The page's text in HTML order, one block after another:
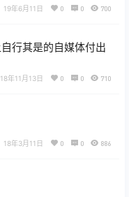
19年6月11日 0 0 700
行其是的自媒体付出
18年11月13日 0 0 710
18年3月11日 0 0 886